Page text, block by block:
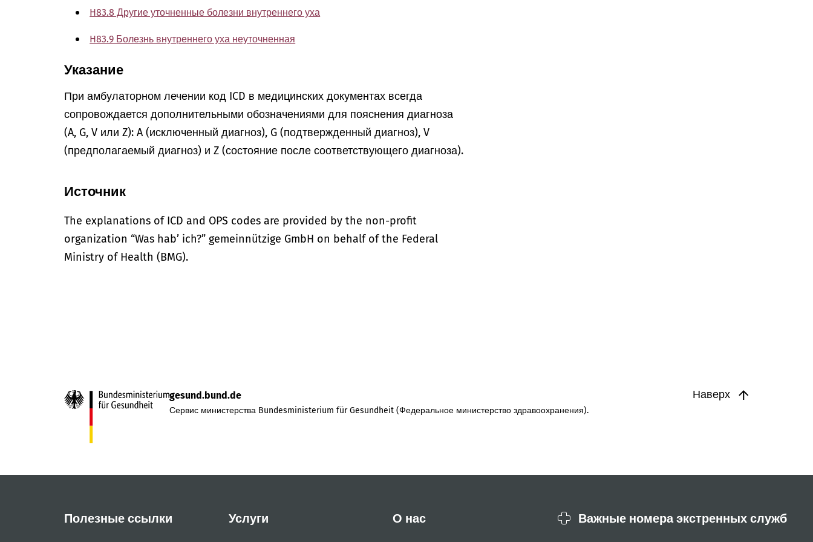
H83.8 Другие уточненные болезни внутреннего уха
H83.9 Болезнь внутреннего уха неуточненная
Указание
При амбулаторном лечении код ICD в медицинских документах всегда
сопровождается дополнительными обозначениями для пояснения диагноза
(A, G, V или Z): A (исключенный диагноз), G (подтвержденный диагноз), V
(предполагаемый диагноз) и Z (состояние после соответствующего диагноза).
Источник
The explanations of ICD and OPS codes are provided by the non-profit
organization “Was hab’ ich?” gemeinnützige GmbH on behalf of the Federal
Ministry of Health (BMG).
Наверх
gesund.bund.de
Сервис министерства Bundesministerium für Gesundheit (Федеральное министерство здравоохранения).
Полезные ссылки Услуги О нас Важные номера экстренных служб